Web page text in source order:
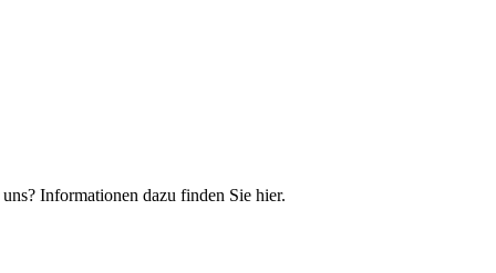
Informationen dazu finden Sie hier.